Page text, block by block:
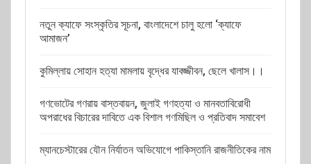
নতুন ক্যাফে সংস্কৃতির সূচনা, বাংলাদেশে চালু হলো ‘ক্যাফে
আমাজন’
কুমিল্লায় সোহান হত্যা মামলায় বৃদ্ধের যাবজ্জীবন, ছেলে খালাস।।
গণভোটের গণরায় বাস্তবায়ন, জুলাই গণহত্যা ও মানবতাবিরোধী
অপরাধের বিচারের দাবিতে এক বিশাল গণমিছিল ও প্রতিবাদ সমাবেশ
ম্যানচেস্টারের যৌন নির্যাতন অভিযোগে পাকিস্তানি রাজনীতিকের নাম